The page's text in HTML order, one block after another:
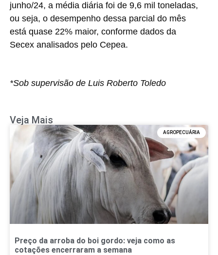
junho/24, a média diária foi de 9,6 mil toneladas,
ou seja, o desempenho dessa parcial do mês
está quase 22% maior, conforme dados da
Secex analisados pelo Cepea.
*Sob supervisão de Luis Roberto Toledo
Veja Mais
AGROPECUÁRIA
Preço da arroba do boi gordo: veja como as
cotações encerraram a semana